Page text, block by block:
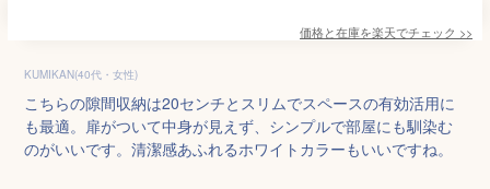
価格と在庫を楽天でチェック >>
KUMIKAN(40代・女性)
こちらの隙間収納は20センチとスリムでスペースの有効活用に
も最適。扉がついて中身が見えず、シンプルで部屋にも馴染む
のがいいです。清潔感あふれるホワイトカラーもいいですね。